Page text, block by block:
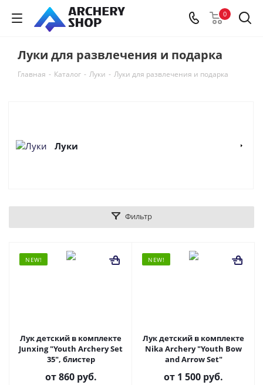
0
Луки для развлечения и подарка
Главная - Каталог - Луки - Луки для развлечения и подарка
Луки
Фильтр
NEW!
Лук детский в комплекте
Junxing "Youth Archery Set
35", блистер
от860 руб.
NEW!
Лук детский в комплекте
Nika Archery "Youth Bow
and Arrow Set"
от 1 500 руб.